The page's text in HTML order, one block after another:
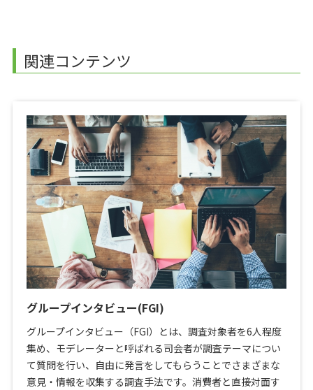
関連コンテンツ
グループインタビュー(FGI)
グループインタビュー（FGI）とは、調査対象者を6人程度
集め、モデレーターと呼ばれる司会者が調査テーマについ
て質問を行い、自由に発言をしてもらうことでさまざまな
意見・情報を収集する調査手法です。消費者と直接対面す